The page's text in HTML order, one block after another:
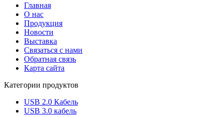
Главная
О нас
Продукция
Новости
Выставка
Связаться с нами
Обратная связь
Карта сайта
Категории продуктов
USB 2.0 Кабель
USB 3.0 кабель